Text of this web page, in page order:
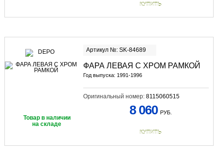
КУПИТЬ
Артикул №: SK-84689
ФАРА ЛЕВАЯ С ХРОМ РАМКОЙ
Год выпуска: 1991-1996
Оригинальный номер: 8115060515
Товар в наличии
на складе
8 060 РУБ.
КУПИТЬ